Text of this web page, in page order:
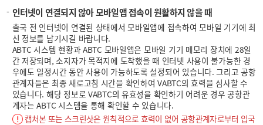
인터넷이 연결되지 않아 모바일앱 접속이 원활하지 않을 때
출국 전 인터넷이 연결된 상태에서 모바일앱에 접속하여 모바일 기기에 최
신 정보를 남기시길 바랍니다.
ABTC 시스템 현황과 ABTC 모바일앱은 모바일 기기 메모리 장치에 28일
간 저장되며, 소지자가 목적지에 도착했을 때 인터넷 사용이 불가능한 경
우에도 일정시간 동안 사용이 가능하도록 설정되어 있습니다. 그리고 공항
관계자들은 최종 새로고침 시간을 확인하여 VABTC의 효력을 심사할 수
있습니다. 해당 정보로 VABTC의 유효성을 확인하기 어려운 경우 공항관
계자는 ABTC 시스템을 통해 확인할 수 있습니다.
캡처본 또는 스크린샷은 원칙적으로 효력이 없어 공항관계자로부터 입국